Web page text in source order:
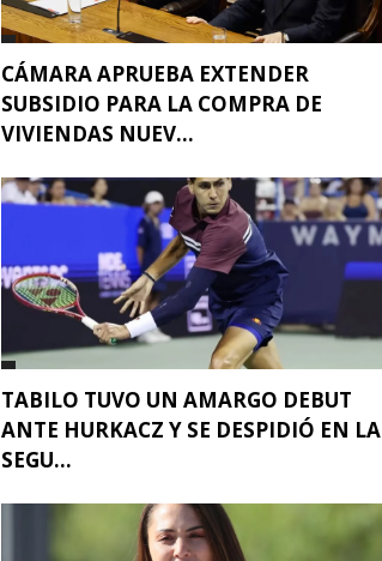
CÁMARA APRUEBA EXTENDER
SUBSIDIO PARA LA COMPRA DE
VIVIENDAS NUEV...
TABILO TUVO UN AMARGO DEBUT
ANTE HURKACZ Y SE DESPIDIÓ EN LA
SEGU...